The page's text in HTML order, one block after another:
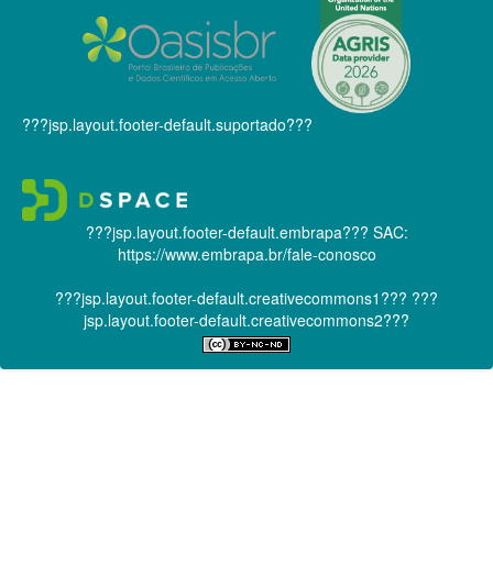
???jsp.layout.footer-default.suportado???
???jsp.layout.footer-default.embrapa??? SAC:
https://www.embrapa.br/fale-conosco
???jsp.layout.footer-default.creativecommons1??? ???
jsp.layout.footer-default.creativecommons2???